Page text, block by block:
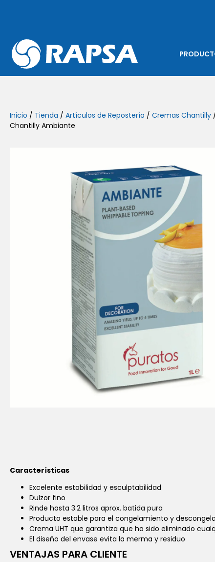
Inicio / Tienda / Artículos de Repostería / Cremas Chantilly
Chantilly Ambiante
Características
Excelente estabilidad y esculptabilidad
Dulzor fino
Rinde hasta 3.2 litros aprox. batida pura
Producto estable para el congelamiento y
Crema UHT que garantiza que ha sido eliminado
El diseño del envase evita la merma y residuo
VENTAJAS PARA CLIENTE